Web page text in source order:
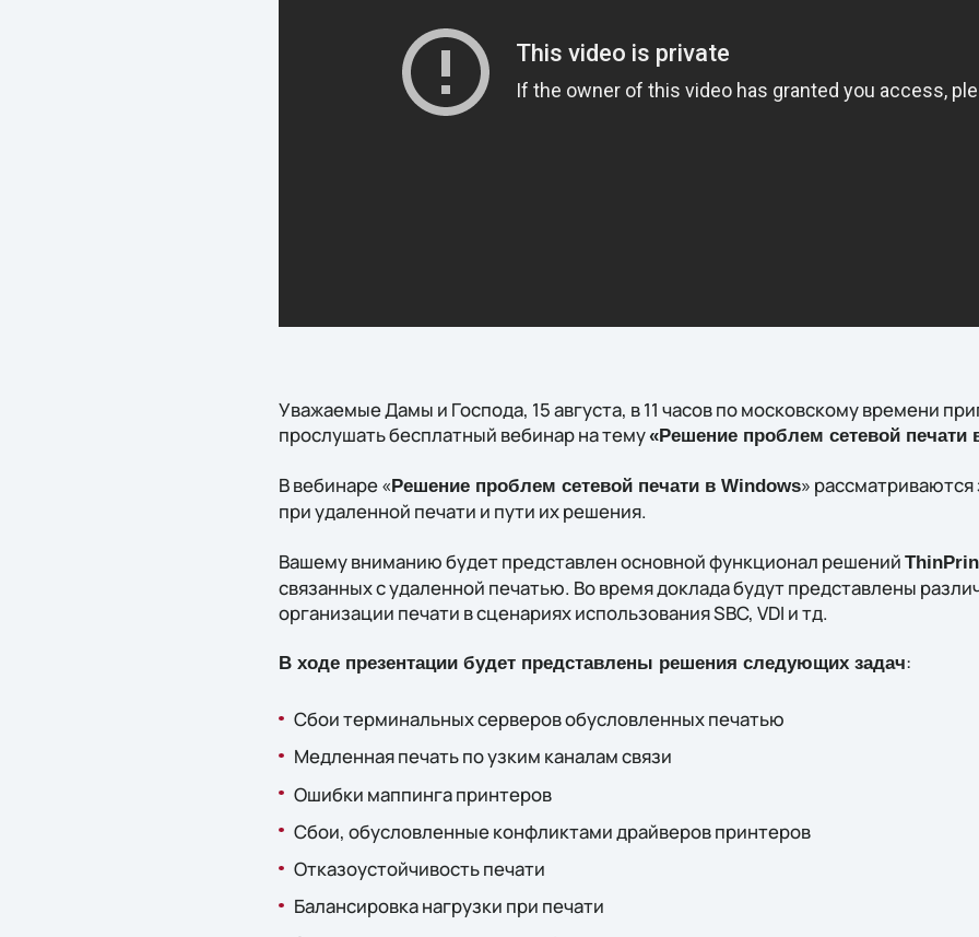
Уважаемые Дамы и Господа, 15 августа, в 11 часов по московскому времени
прослушать бесплатный вебинар на тему«Решение проблем сетевой печати
В вебинаре « Решение проблем сетевой печати в Windows»
при удаленной печати и пути их решения.
Вашему вниманию будет представлен основной функционал решений
связанных с удаленной печатью. Во время доклада будут представлены
организации печати в сценариях использования SBC, VDI и тд.
В ходе презентации будет представлены решения следующих задач:
Сбои терминальных серверов обусловленных печатью
Медленная печать по узким каналам связи
Ошибки маппинга принтеров
Сбои, обусловленные конфликтами драйверов принтеров
Отказоустойчивость печати
Балансировка нагрузки при печати